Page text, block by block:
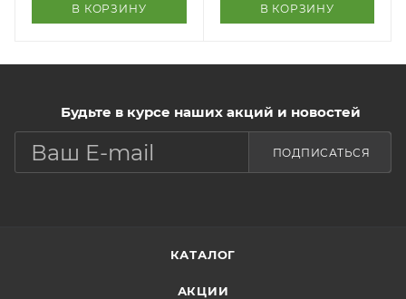
В КОРЗИНУ В КОРЗИНУ
Будьте в курсе наших акций и новостей
ПОДПИСАТЬСЯ
КАТАЛОГ
АКЦИИ